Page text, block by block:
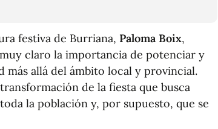
festiva de Burriana, Paloma Boix,
claro la importancia de potenciar y
más allá del ámbito local y provincial.
de la fiesta que busca
la población y, por supuesto, que se